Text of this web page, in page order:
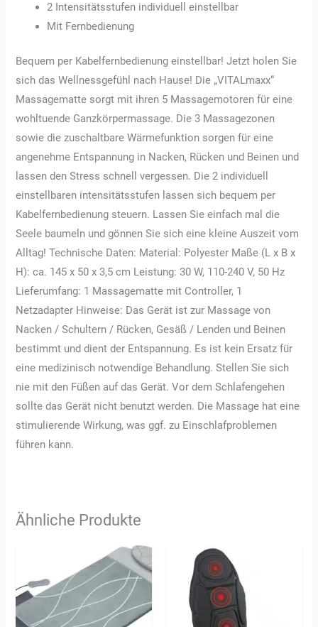
2 Intensitätsstufen individuell einstellbar
Mit Fernbedienung
Bequem per Kabelfernbedienung einstellbar! Jetzt holen Sie
sich das Wellnessgefühl nach Hause! Die „VITALmaxx“
Massagematte sorgt mit ihren 5 Massagemotoren für eine
wohltuende Ganzkörpermassage. Die 3 Massagezonen
sowie die zuschaltbare Wärmefunktion sorgen für eine
angenehme Entspannung in Nacken, Rücken und Beinen und
lassen den Stress schnell vergessen. Die 2 individuell
einstellbaren intensitätsstufen lassen sich bequem per
Kabelfernbedienung steuern. Lassen Sie einfach mal die
Seele baumeln und gönnen Sie sich eine kleine Auszeit vom
Alltag! Technische Daten: Material: Polyester Maße (L x B x
H): ca. 145 x 50 x 3,5 cm Leistung: 30 W, 110-240 V, 50 Hz
Lieferumfang: 1 Massagematte mit Controller, 1
Netzadapter Hinweise: Das Gerät ist zur Massage von
Nacken / Schultern / Rücken, Gesäß / Lenden und Beinen
bestimmt und dient der Entspannung. Es ist kein Ersatz für
eine medizinisch notwendige Behandlung. Stellen Sie sich
nie mit den Füßen auf das Gerät. Vor dem Schlafengehen
sollte das Gerät nicht benutzt werden. Die Massage hat eine
stimulierende Wirkung, was ggf. zu Einschlafproblemen
führen kann.
Ähnliche Produkte